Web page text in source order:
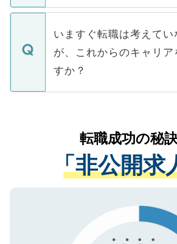
関を公にしてしまうと、応
に、医療機関が求める条件
みを人材紹介会社に依頼す
ています。
定を承諾する必要はありま
の辞退の連絡はキャリアパ
個人情報が漏えいすること
で、ご安心ください。当サ
などで収集したご登録者様
ご本人のキャリアアップお
支援を目的に使用いたしま
ているすべての個人データ
は、個人情報の取り扱いに
管理基準を満たした事業者
る、プライバシーマークを
で、機密保持に関してもご
いますぐ転職は考えてい
が、これからのキャリア
すか？
かがいして、現在の医療機
経験をまじえながら、適切
させていただきます。すぐ
ない方には、長期的なサポ
ので、まずはご登録くださ
転職成功の秘
「非公開求